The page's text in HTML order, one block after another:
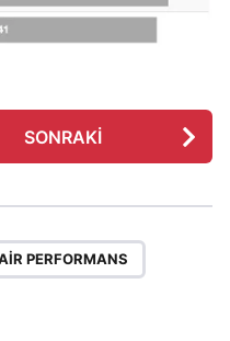
SONRAKI
PERFORMANS